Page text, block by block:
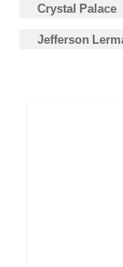
Crystal Palace
Jefferson